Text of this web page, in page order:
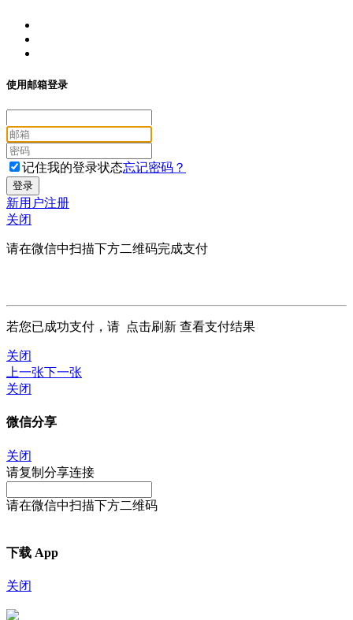
使用邮箱登录
记住我的登录状态忘记密码？
新用户注册
关闭
请在微信中扫描下方二维码完成支付
若您已成功支付，请 点击刷新 查看支付结果
关闭
上一张下一张
关闭
微信分享
关闭
请复制分享连接
请在微信中扫描下方二维码
下载 App
关闭